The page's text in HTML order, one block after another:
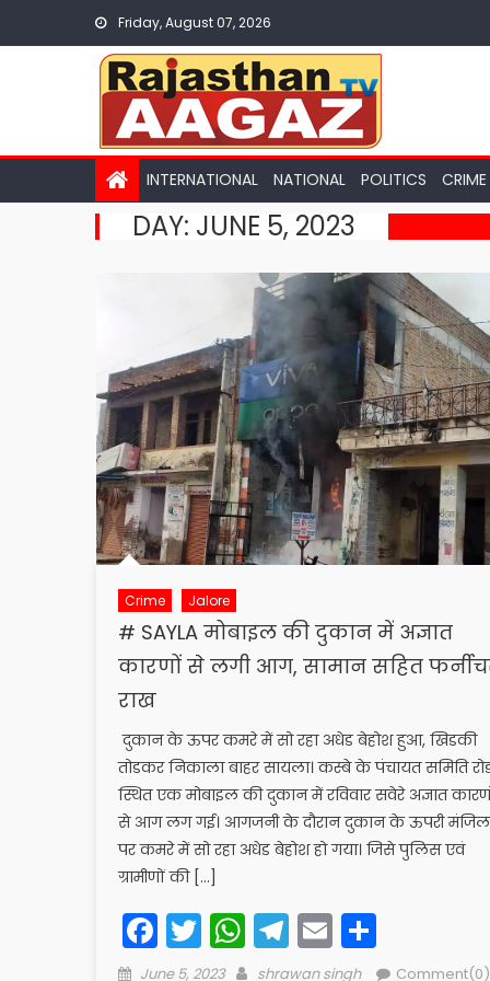
Friday, August 07, 2026
INTERNATIONAL NATIONAL POLITICS CRIME
DAY: JUNE 5, 2023
Crime Jalore
# SAYLA मोबाइल की दुकान में अज्ञात
कारणों से लगी आग, सामान सहित
राख
दुकान के ऊपर कमरे में सो रहा अधेड बेहोश हुआ, खिडकी
तोडकर निकाला बाहर सायला। कस्बे के पंचायत समिति
स्थित एक मोबाइल की दुकान में रविवार सवेरे अज्ञात
से आग लग गई। आगजनी के दौरान दुकान के ऊपरी मंजिल
पर कमरे में सो रहा अधेड बेहोश हो गया। जिसे पुलिस एवं
ग्रामीणों की […]
Facebook
Twitter
WhatsApp
Telegram
EmailShare
Posted
June 5, 2023 Author
shrawan singh Comment(0)